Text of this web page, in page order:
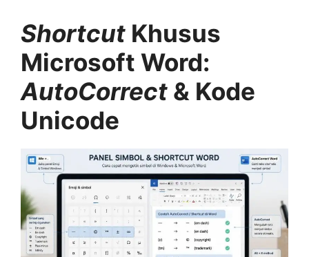
Shortcut Khusus
Microsoft Word:
AutoCorrect & Kode
Unicode